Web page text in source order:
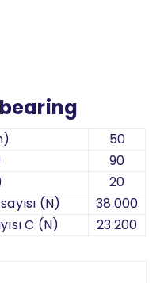
50
90
20
(N)
38.000
C (N)
23.200